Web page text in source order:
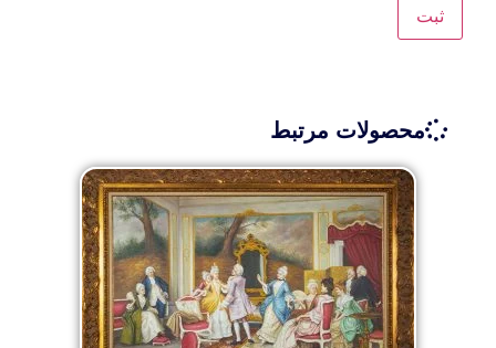
محصولات مرتبط